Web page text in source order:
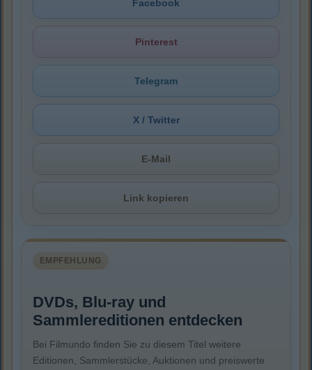
Facebook
Pinterest
Telegram
X / Twitter
E-Mail
Link kopieren
EMPFEHLUNG
DVDs, Blu-ray und
Sammlereditionen entdecken
Bei Filmundo finden Sie zu diesem Titel weitere
Editionen, Sammlerstücke, Auktionen und preiswerte